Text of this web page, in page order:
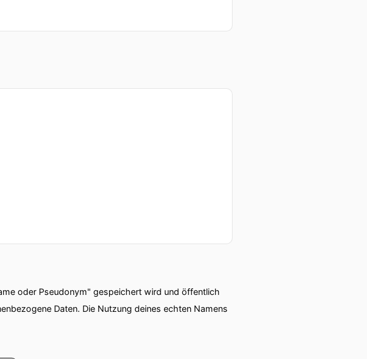
oder Pseudonym" gespeichert wird und öffentlich
Daten. Die Nutzung deines echten Namens